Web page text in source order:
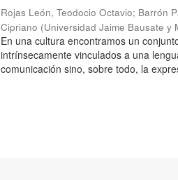
Rojas León, Teodocio Octavio; Barrón
Cipriano (Universidad Jaime Bausate y
En una cultura encontramos un
intrínsecamente vinculados a una
comunicación sino, sobre todo, la